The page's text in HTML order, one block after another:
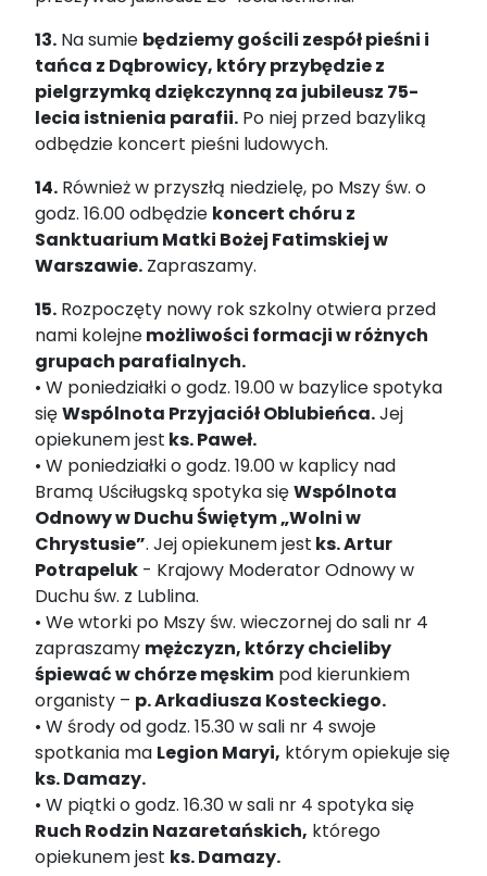
13. Na sumie będziemy gościli zespół pieśni i
tańca z Dąbrowicy, który przybędzie z
pielgrzymką dziękczynną za jubileusz 75-
lecia istnienia parafii. Po niej przed bazyliką
odbędzie koncert pieśni ludowych.
14. Również w przyszłą niedzielę, po Mszy św. o
godz. 16.00 odbędzie koncert chóru z
Sanktuarium Matki Bożej Fatimskiej w
Warszawie. Zapraszamy.
15. Rozpoczęty nowy rok szkolny otwiera przed
nami kolejnemożliwości formacji w różnych
grupach parafialnych.
• W poniedziałki o godz. 19.00 w bazylice spotyka
sięWspólnota Przyjaciół Oblubieńca.Jej
opiekunem jest ks. Paweł.
• W poniedziałki o godz. 19.00 w kaplicy nad
Bramą Uściługską spotyka sięWspólnota
Odnowy w Duchu Świętym „Wolni w
Chrystusie”. Jej opiekunem jest ks. Artur
Potrapeluk - Krajowy Moderator Odnowy w
Duchu św. z Lublina.
• We wtorki po Mszy św. wieczornej do sali nr 4
zapraszamy mężczyzn, którzy chcieliby
śpiewać w chórze męskim pod kierunkiem
organisty – p. Arkadiusza Kosteckiego.
• W środy od godz. 15.30 w sali nr 4 swoje
spotkania ma Legion Maryi, którym opiekuje się
ks. Damazy.
• W piątki o godz. 16.30 w sali nr 4 spotyka się
Ruch Rodzin Nazaretańskich, którego
opiekunem jest ks. Damazy.